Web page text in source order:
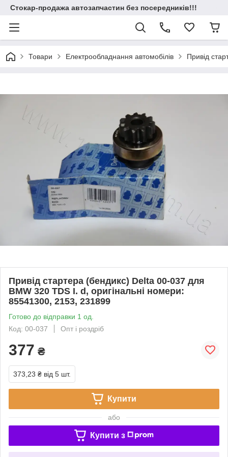
Стокар-продажа автозапчастин без посередників!!!
Товари Електрообладнання автомобілів Привід
Привід стартера (бендикс) Delta 00-037 для
BMW 320 TDS I. d, оригінальні номери:
85541300, 2153, 231899
Готово до відправки 1 од.
Код: 00-037
Опт і роздріб
377 ₴
373,23 ₴ від 5 шт.
Купити
або
Купити з